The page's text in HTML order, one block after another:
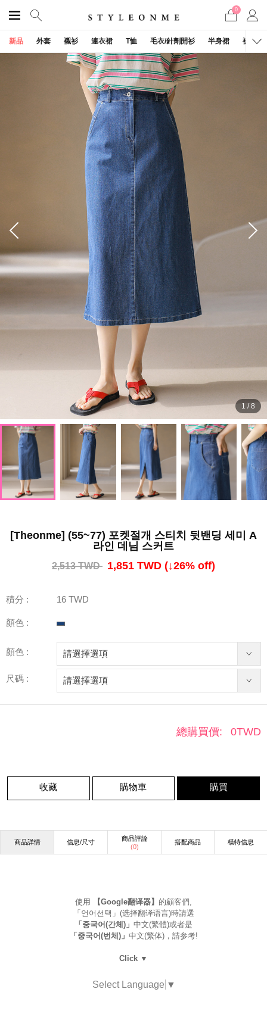
0
新品 外套 襯衫 連衣裙 T恤 毛衣/針劑開衫 半身裙 褲子
1 /8
[Theonme] (55~77) 포켓절개 스티치 뒷밴딩 세미 A
라인 데님 스커트
2,513 TWD 1,851 TWD (↓26% off)
積分 : 16 TWD
顏色 :
顏色 :
尺碼 :
總購買價: 0TWD
收藏 購物車 購買
商品詳情 信息/尺寸
商品評論
(0)
搭配商品 模特信息
使用 【Google翻译器】 的顧客們,
「언어선택」(选择翻译语言)時請選
「중국어(간체)」 中文(繁體)或者是
「중국어(번체)」 中文(繁体)，請参考!
Click ▼
Select Language ▼